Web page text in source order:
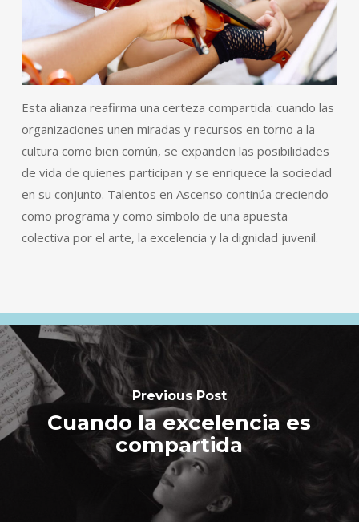
Esta alianza reafirma una certeza compartida: cuando las
organizaciones unen miradas y recursos en torno a la
cultura como bien común, se expanden las posibilidades
de vida de quienes participan y se enriquece la sociedad
en su conjunto. Talentos en Ascenso continúa creciendo
como programa y como símbolo de una apuesta
colectiva por el arte, la excelencia y la dignidad juvenil.
Previous Post
Cuando la excelencia es
compartida